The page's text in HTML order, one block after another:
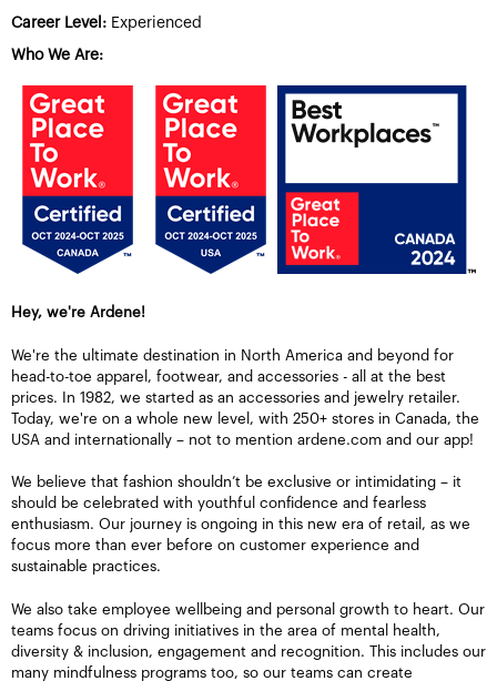
Career Level: Experienced
Who We Are:
Hey, we're Ardene!
We're the ultimate destination in North America and beyond for
head-to-toe apparel, footwear, and accessories - all at the best
prices. In 1982, we started as an accessories and jewelry retailer.
Today, we're on a whole new level, with 250+ stores in Canada, the
USA and internationally – not to mention ardene.com and our app!
We believe that fashion shouldn’t be exclusive or intimidating – it
should be celebrated with youthful confidence and fearless
enthusiasm. Our journey is ongoing in this new era of retail, as we
focus more than ever before on customer experience and
sustainable practices.
We also take employee wellbeing and personal growth to heart. Our
teams focus on driving initiatives in the area of mental health,
diversity & inclusion, engagement and recognition. This includes our
many mindfulness programs too, so our teams can create